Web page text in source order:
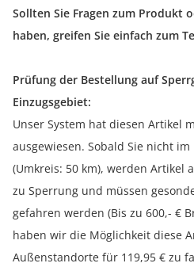
Sollten Sie Fragen zum Produkt
haben, greifen Sie einfach zum
Prüfung der Bestellung auf
Einzugsgebiet:
Unser System hat diesen Artikel
ausgewiesen. Sobald Sie nicht
(Umkreis: 50 km), werden Artikel
zu Sperrung und müssen
gefahren werden (Bis zu 600,- €
haben wir die Möglichkeit diese
Außenstandorte für 119,95 € zu